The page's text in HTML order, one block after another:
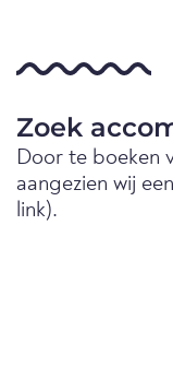
Zoek
Door te boeken
aangezien wij
link).